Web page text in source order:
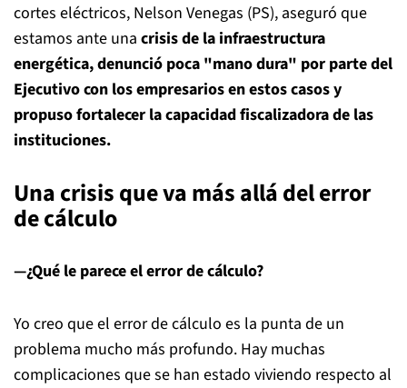
cortes eléctricos, Nelson Venegas (PS), aseguró que
estamos ante una crisis de la infraestructura
energética, denunció poca "mano dura" por parte del
Ejecutivo con los empresarios en estos casos y
propuso fortalecer la capacidad fiscalizadora de las
instituciones.
Una crisis que va más allá del error
de cálculo
—¿Qué le parece el error de cálculo?
Yo creo que el error de cálculo es la punta de un
problema mucho más profundo. Hay muchas
complicaciones que se han estado viviendo respecto al